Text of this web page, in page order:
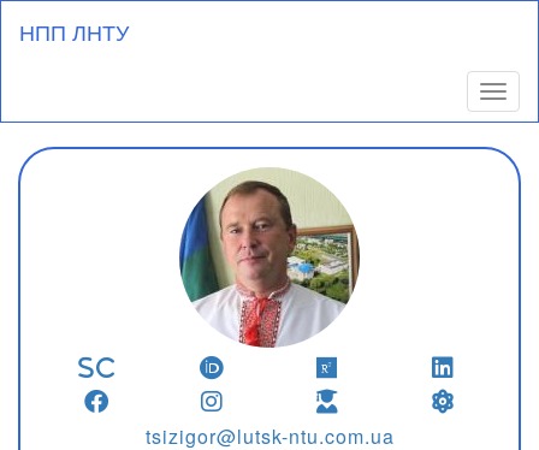
НПП ЛНТУ
tsizigor@lutsk-ntu.com.ua